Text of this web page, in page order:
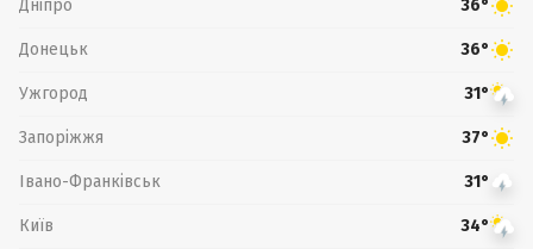
Дніпро 36°
Донецьк 36°
Ужгород 31°
Запоріжжя 37°
Івано-Франківськ 31°
Київ 34°